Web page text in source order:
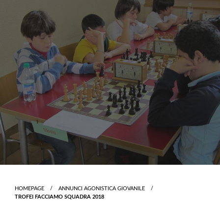
content
HOMEPAGE
ANNUNCI AGONISTICA GIOVANILE
TROFEI FACCIAMO SQUADRA 2018